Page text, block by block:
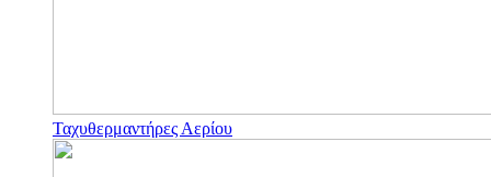
Ταχυθερμαντήρες Αερίου